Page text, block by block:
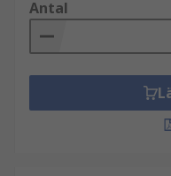
Antal